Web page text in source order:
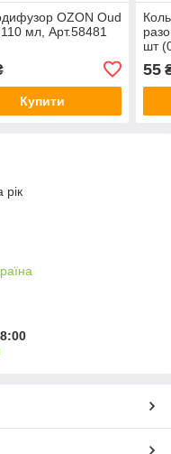
OZON Oud
мл, Арт.58481
Купити
шт
55
рік